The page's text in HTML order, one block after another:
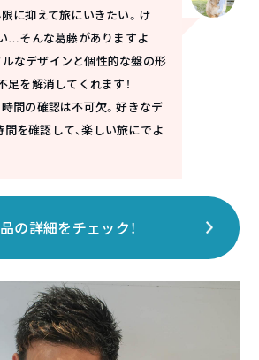
に抑えて旅にいきたい。け
…そんな葛藤がありますよ
なデザインと個性的な盤の形
足を解消してくれます！
間の確認は不可欠。好きなデ
を確認して、楽しい旅にでよ
の詳細をチェック！